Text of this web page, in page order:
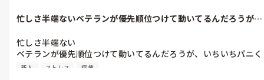
忙しさ半端ないベテランが優先順位つけて動いてるんだろうが、
忙しさ半端ない
ベテランが優先順位つけて動いてるんだろうが、いちいちパニく
る。新人さん放置プレーの
新人 ストレス 病棟